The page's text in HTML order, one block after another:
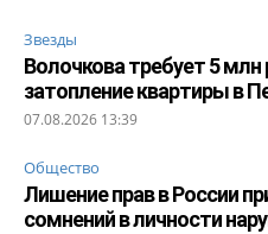
Звезды
Волочкова требует 5 млн
затопление квартиры в
07.08.2026 13:39
Общество
Лишение прав в России
сомнений в личности